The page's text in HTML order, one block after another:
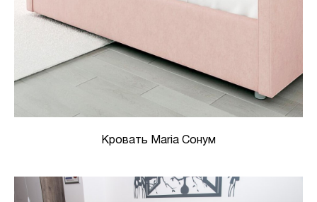
Кровать Maria Сонум